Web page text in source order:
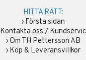
HITTA RÄTT:
› Första sidan
Kontakta oss /
› Om TH Pettersson AB
› Köp & Leveransvillkor